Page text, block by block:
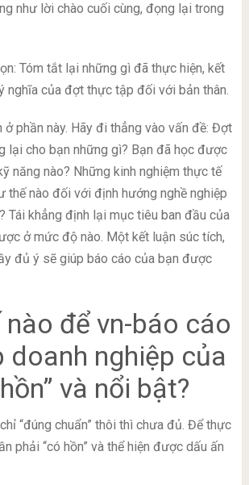
như lời chào cuối cùng, đọng lại trong
Tóm tắt lại những gì đã thực hiện, kết
nghĩa của đợt thực tập đối với bản thân.
phần này. Hãy đi thẳng vào vấn đề: Đợt
lại cho bạn những gì? Bạn đã học được
năng nào? Những kinh nghiệm thực tế
thế nào đối với định hướng nghề nghiệp
Tái khẳng định lại mục tiêu ban đầu của
ở mức độ nào. Một kết luận súc tích,
đủ ý sẽ giúp báo cáo của bạn được
nào để vn-báo cáo
nghiệp của
và nổi bật?
“đúng chuẩn” thôi thì chưa đủ. Để thực
phải “có hồn” và thể hiện được dấu ấn